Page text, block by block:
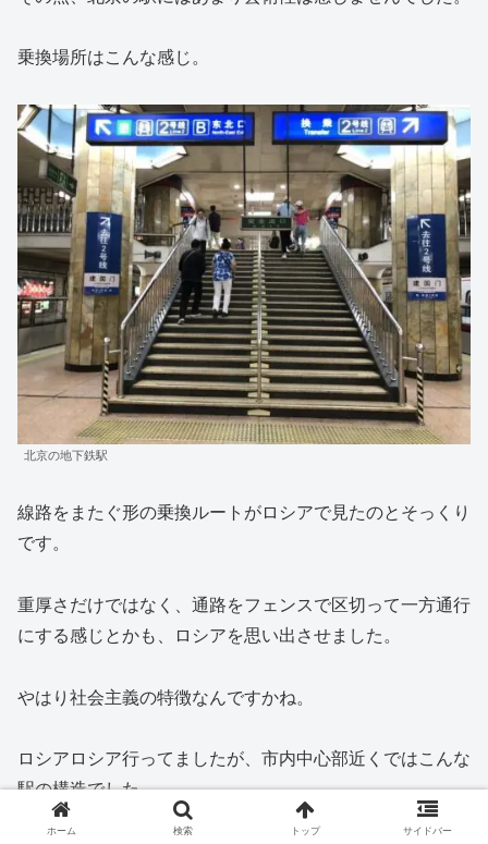
乗換場所はこんな感じ。
北京の地下鉄駅
線路をまたぐ形の乗換ルートがロシアで見たのとそっくり
です。
重厚さだけではなく、通路をフェンスで区切って一方通行
にする感じとかも、ロシアを思い出させました。
やはり社会主義の特徴なんですかね。
ロシアロシア行ってましたが、市内中心部近くではこんな
駅の構造でした。
ホーム 検索 トップ サイドバー